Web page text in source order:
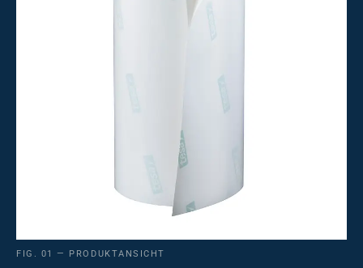
FIG. 01 — PRODUKTANSICHT